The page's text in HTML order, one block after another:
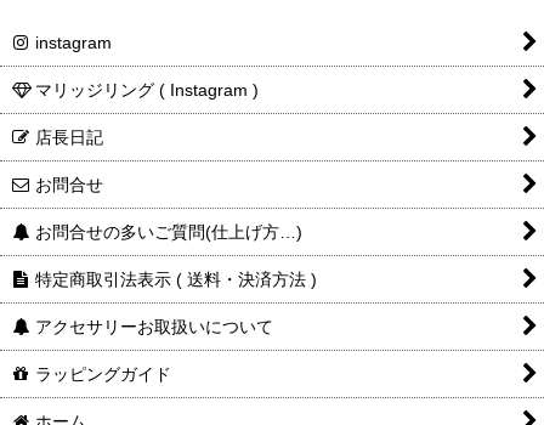
instagram
マリッジリング ( Instagram )
店長日記
お問合せ
お問合せの多いご質問(仕上げ方…)
特定商取引法表示 ( 送料・決済方法 )
アクセサリーお取扱いについて
ラッピングガイド